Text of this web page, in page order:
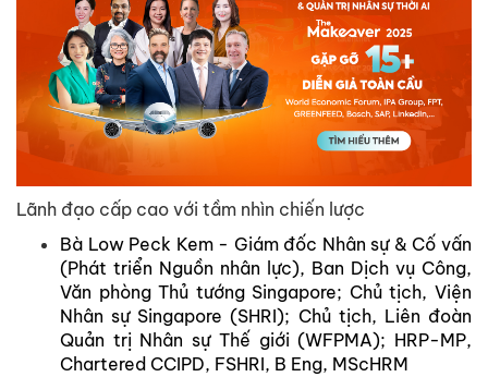
Lãnh đạo cấp cao với tầm nhìn chiến lược
Bà Low Peck Kem - Giám đốc Nhân sự & Cố vấn
(Phát triển Nguồn nhân lực), Ban Dịch vụ Công,
Văn phòng Thủ tướng Singapore; Chủ tịch, Viện
Nhân sự Singapore (SHRI); Chủ tịch, Liên đoàn
Quản trị Nhân sự Thế giới (WFPMA); HRP-MP,
Chartered CCIPD, FSHRI, B Eng, MScHRM